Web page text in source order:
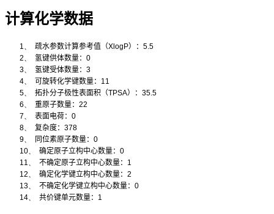
计算化学数据
1、 疏水参数计算参考值（XlogP）： 5.5
2、
氢键供体数量： 0
3、
氢键受体数量： 3
4、
可旋转化学键数量： 11
5、
拓扑分子极性表面积（TPSA）： 35.5
6、
重原子数量： 22
7、
表面电荷： 0
8、
复杂度： 378
9、
同位素原子数量： 0
10、
确定原子立构中心数量： 0
11、
不确定原子立构中心数量： 1
12、
确定化学键立构中心数量： 2
13、
不确定化学键立构中心数量： 0
14、
共价键单元数量： 1